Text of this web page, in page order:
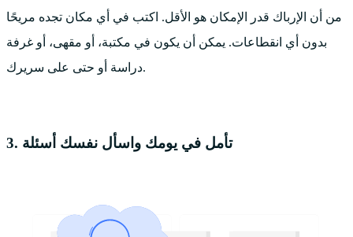
من أن الإرباك قدر الإمكان هو الأقل. اكتب في أي مكان تجده مريحًا
بدون أي انقطاعات. يمكن أن يكون في مكتبة، أو مقهى، أو غرفة
دراسة أو حتى على سريرك.
3. تأمل في يومك واسأل نفسك أسئلة